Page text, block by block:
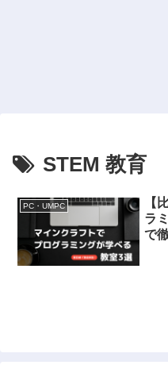
STEM 教育
PC・UMPC
【
ラ
で